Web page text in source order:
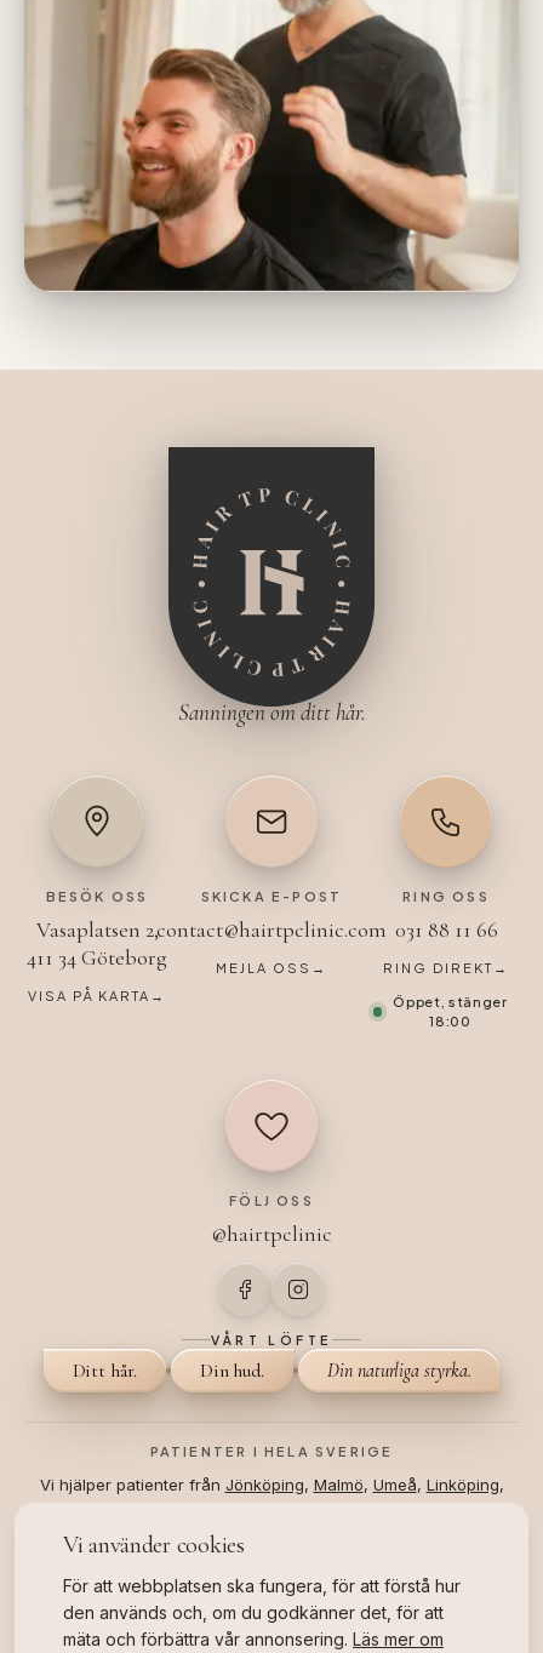
Sanningen om ditt hår.
BESÖK OSS
Vasaplatsen 2,
411 34 Göteborg
VISA PÅ KARTA →
SKICKA E-POST
contact@hairtpclinic.com
MEJLA OSS →
RING OSS
031 88 11 66
RING DIREKT →
Öppet, stänger
18:00
FÖLJ OSS
@hairtpclinic
VÅRT LÖFTE
Ditt hår. Din hud. Din naturliga styrka.
PATIENTER I HELA SVERIGE
Vi hjälper patienter från Jönköping, Malmö, Umeå, Linköping,
WebbplatskartaBokningsvillkor Integritetspolicy
4.8★★★★★
Vi använder cookies
För att webbplatsen ska fungera, för att förstå hur
den används och, om du godkänner det, för att
mäta och förbättra vår annonsering. Läs mer om